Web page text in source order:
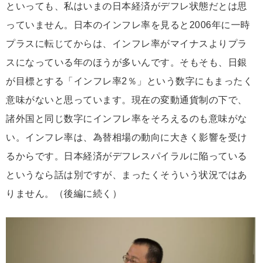
といっても、私はいまの日本経済がデフレ状態だとは思
っていません。日本のインフレ率を見ると2006年に一時
プラスに転じてからは、インフレ率がマイナスよりプラ
スになっている年のほうが多いんです。そもそも、日銀
が目標とする「インフレ率2％」という数字にもまったく
意味がないと思っています。現在の変動通貨制の下で、
諸外国と同じ数字にインフレ率をそろえるのも意味がな
い。インフレ率は、為替相場の動向に大きく影響を受け
るからです。日本経済がデフレスパイラルに陥っている
というなら話は別ですが、まったくそういう状況ではあ
りません。（後編に続く）